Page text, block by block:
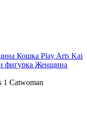
фигурка Женщина
1 Catwoman